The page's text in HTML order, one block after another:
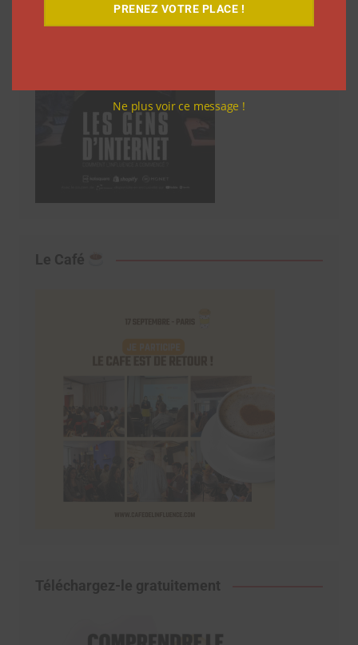
Le Café
Téléchargez-le gratuitement
PRENEZ VOTRE PLACE !
Ne plus voir ce message !